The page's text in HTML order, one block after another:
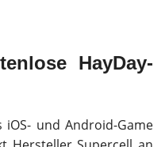
HayDay-
und Android-Game